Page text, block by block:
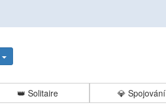
👑 Solitaire 💎 Spojování